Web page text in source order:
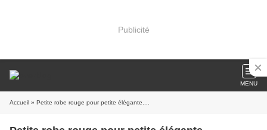
Publicité
MENU
Accueil » Petite robe rouge pour petite élégante....